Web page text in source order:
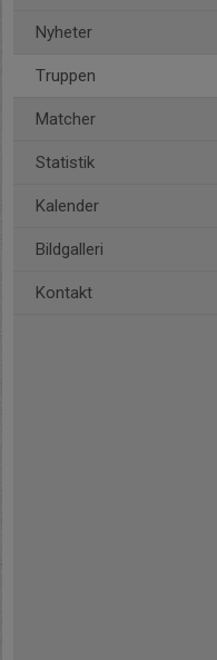
Nyheter
Truppen
Matcher
Statistik
Kalender
Bildgalleri
Kontakt